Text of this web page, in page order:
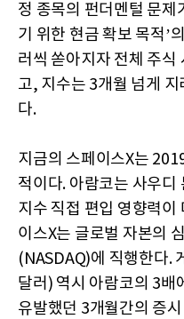
정 종목의 펀더멘털 문제
기 위한 현금 확보 목적’
러씩 쏟아지자 전체 주식
고, 지수는 3개월 넘게
다.
지금의 스페이스X는
적이다. 아람코는 사우디
지수 직접 편입 영향력이
이스X는 글로벌 자본의
(NASDAQ)에 직행한다.
달러) 역시 아람코의 3배
유발했던 3개월간의 증